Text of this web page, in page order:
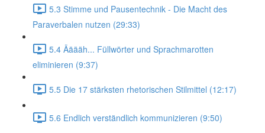
5.3 Stimme und Pausentechnik - Die Macht des
Paraverbalen nutzen (29:33)
5.4 Ääääh... Füllwörter und Sprachmarotten
eliminieren (9:37)
5.5 Die 17 stärksten rhetorischen Stilmittel (12:17)
5.6 Endlich verständlich kommunizieren (9:50)